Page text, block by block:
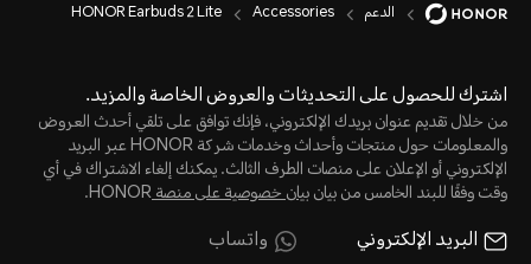
الدعم Accessories
HONOR Earbuds 2 Lite
اشترك للحصول على التحديثات والعروض الخاصة والمزيد.
من خلال تقديم عنوان بريدك الإلكتروني، فإنك توافق على تلقي أحدث العروض
والمعلومات حول منتجات وأحداث وخدمات شركة HONOR عبر البريد
الإلكتروني أو الإعلان على منصات الطرف الثالث. يمكنك إلغاء الاشتراك في أي
وقت وفقًا للبند الخامس من بيانبيان خصوصية على منصةHONOR.
البريد الإلكتروني واتساب